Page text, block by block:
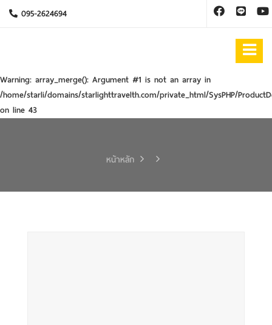
095-2624694
Warning: array_merge(): Argument #1 is not an array in
/home/starli/domains/starlighttravelth.com/private_html/SysPHP/
on line 43
หน้าหลัก